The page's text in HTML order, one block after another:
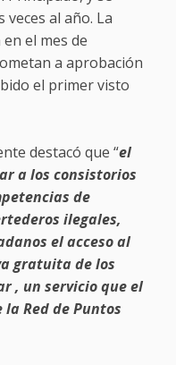
al año. La
el mes de
a aprobación
el primer visto
destacó que “el
a los consistorios
de
ilegales,
el acceso al
gratuita de los
, un servicio que el
Red de Puntos